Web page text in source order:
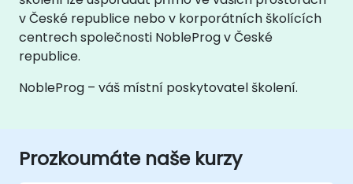
v České republice nebo v korporátních školících
centrech společnosti NobleProg v České
republice.
NobleProg – váš místní poskytovatel školení.
Prozkoumáte naše kurzy